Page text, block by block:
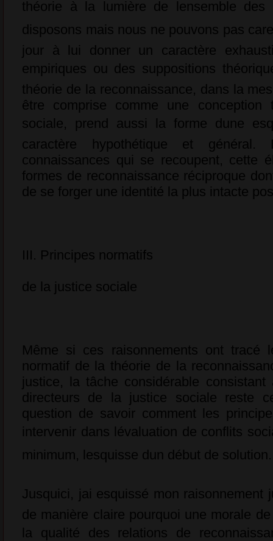
théorie à la lumière de lensemble des
disposons mais nous ne pouvons pas
jour à lui donner un caractère
empiriques ou des suppositions
théorie de la reconnaissance, dans la
être comprise comme une conception
sociale, prend aussi la forme dune
caractère hypothétique et
connaissances qui se recoupent, cette
formes de reconnaissance réciproque
de se forger une identité la plus intacte
III. Principes normatifs
de la justice sociale
Même si ces raisonnements ont tracé
normatif de la théorie de la
justice, la tâche considérable
directeurs de la justice sociale reste
question de savoir comment les
intervenir dans lévaluation de conflits
minimum, lesquisse dun début de solution.
Jusquici, jai esquissé mon
de manière claire pourquoi une morale
la qualité des relations de